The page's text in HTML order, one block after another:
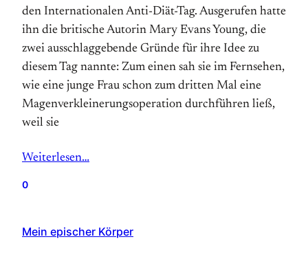
den Internationalen Anti-Diät-Tag. Aus­gerufen hatte
ihn die britische Autorin Mary Evans Young, die
zwei ausschlaggebende Gründe für ihre Idee zu
diesem Tag nannte: Zum einen sah sie im Fernsehen,
wie eine junge Frau schon zum dritten Mal eine
Magen­verkleinerungs­operation durchführen ließ,
weil sie
Weiterlesen…
0
Mein epischer Körper